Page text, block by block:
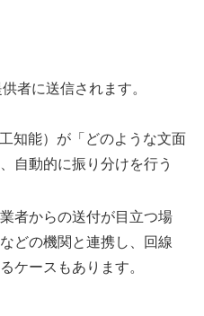
者に送信されます。
工知能）が「どのような文面
自動的に振り分けを行う
業者からの送付が目立つ場
どの機関と連携し、回線
ケースもあります。